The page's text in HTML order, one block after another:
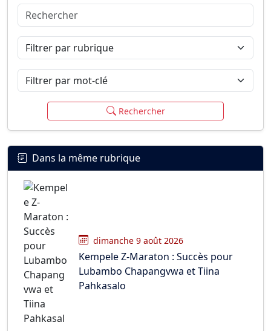
Connexion
Rechercher
Filtrer par rubrique
Filtrer par mot-clé
Rechercher
Dans la même rubrique
dimanche 9 août 2026
Kempele Z-Maraton : Succès pour
Lubambo Chapangvwa et Tiina
Pahkasalo